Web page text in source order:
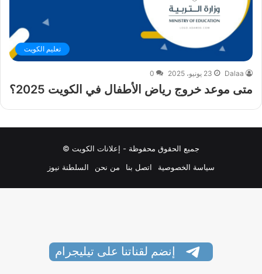
تعليم الكويت
Dalaa 23 يونيو، 2025 0
متى موعد خروج رياض الأطفال في الكويت 2025؟
جميع الحقوق محفوظة - إعلانات الكويت ©
سياسة الخصوصية
اتصل بنا من نحن السلطنة نيوز
إنضم لقناتنا على تيليجرام